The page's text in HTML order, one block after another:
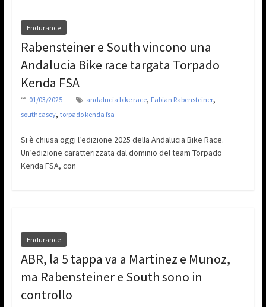
Endurance
Rabensteiner e South vincono una
Andalucia Bike race targata Torpado
Kenda FSA
01/03/2025 andalucia bike race, Fabian Rabensteiner,
southcasey, torpado kenda fsa
Si è chiusa oggi l’edizione 2025 della Andalucia Bike Race.
Un’edizione caratterizzata dal dominio del team Torpado
Kenda FSA, con
Endurance
ABR, la 5 tappa va a Martinez e Munoz,
ma Rabensteiner e South sono in
controllo